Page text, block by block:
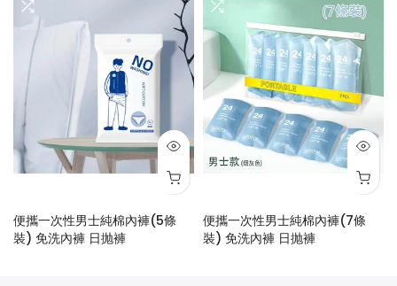
便攜一次性男士純棉內褲(5條
裝) 免洗內褲 日抛褲
便攜一次性男士純棉內褲(7條
裝) 免洗內褲 日抛褲